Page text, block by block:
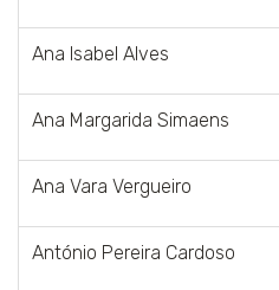
Ana Isabel Alves
Ana Margarida Simaens
Ana Vara Vergueiro
António Pereira Cardoso